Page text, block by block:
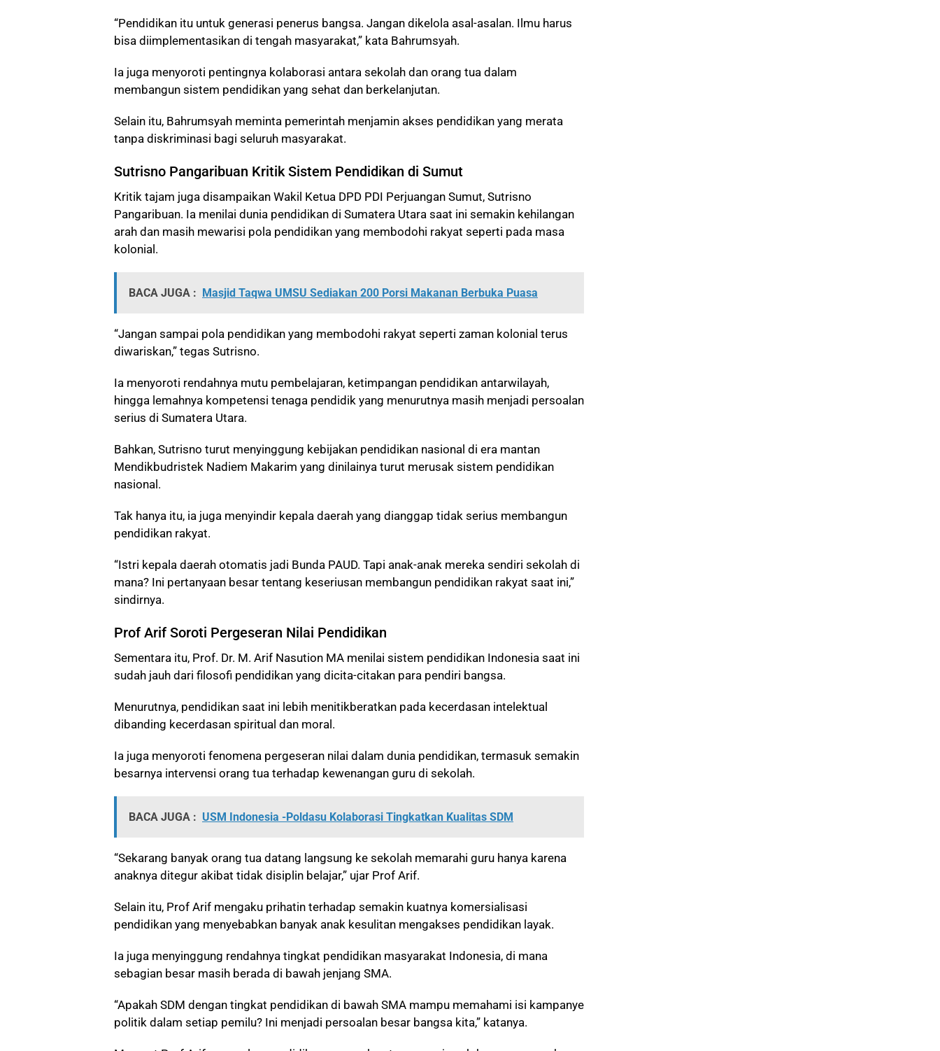
“Pendidikan itu untuk generasi penerus bangsa. Jangan dikelola asal-asalan. Ilmu harus
bisa diimplementasikan di tengah masyarakat,” kata Bahrumsyah.
Ia juga menyoroti pentingnya kolaborasi antara sekolah dan orang tua dalam
membangun sistem pendidikan yang sehat dan berkelanjutan.
Selain itu, Bahrumsyah meminta pemerintah menjamin akses pendidikan yang merata
tanpa diskriminasi bagi seluruh masyarakat.
Sutrisno Pangaribuan Kritik Sistem Pendidikan di Sumut
Kritik tajam juga disampaikan Wakil Ketua DPD PDI Perjuangan Sumut, Sutrisno
Pangaribuan. Ia menilai dunia pendidikan di Sumatera Utara saat ini semakin kehilangan
arah dan masih mewarisi pola pendidikan yang membodohi rakyat seperti pada masa
kolonial.
BACA JUGA : Masjid Taqwa UMSU Sediakan 200 Porsi Makanan Berbuka Puasa
“Jangan sampai pola pendidikan yang membodohi rakyat seperti zaman kolonial terus
diwariskan,” tegas Sutrisno.
Ia menyoroti rendahnya mutu pembelajaran, ketimpangan pendidikan antarwilayah,
hingga lemahnya kompetensi tenaga pendidik yang menurutnya masih menjadi persoalan
serius di Sumatera Utara.
Bahkan, Sutrisno turut menyinggung kebijakan pendidikan nasional di era mantan
Mendikbudristek Nadiem Makarim yang dinilainya turut merusak sistem pendidikan
nasional.
Tak hanya itu, ia juga menyindir kepala daerah yang dianggap tidak serius membangun
pendidikan rakyat.
“Istri kepala daerah otomatis jadi Bunda PAUD. Tapi anak-anak mereka sendiri sekolah di
mana? Ini pertanyaan besar tentang keseriusan membangun pendidikan rakyat saat ini,”
sindirnya.
Prof Arif Soroti Pergeseran Nilai Pendidikan
Sementara itu, Prof. Dr. M. Arif Nasution MA menilai sistem pendidikan Indonesia saat ini
sudah jauh dari filosofi pendidikan yang dicita-citakan para pendiri bangsa.
Menurutnya, pendidikan saat ini lebih menitikberatkan pada kecerdasan intelektual
dibanding kecerdasan spiritual dan moral.
Ia juga menyoroti fenomena pergeseran nilai dalam dunia pendidikan, termasuk semakin
besarnya intervensi orang tua terhadap kewenangan guru di sekolah.
BACA JUGA : USM Indonesia -Poldasu Kolaborasi Tingkatkan Kualitas SDM
“Sekarang banyak orang tua datang langsung ke sekolah memarahi guru hanya karena
anaknya ditegur akibat tidak disiplin belajar,” ujar Prof Arif.
Selain itu, Prof Arif mengaku prihatin terhadap semakin kuatnya komersialisasi
pendidikan yang menyebabkan banyak anak kesulitan mengakses pendidikan layak.
Ia juga menyinggung rendahnya tingkat pendidikan masyarakat Indonesia, di mana
sebagian besar masih berada di bawah jenjang SMA.
“Apakah SDM dengan tingkat pendidikan di bawah SMA mampu memahami isi kampanye
politik dalam setiap pemilu? Ini menjadi persoalan besar bangsa kita,” katanya.